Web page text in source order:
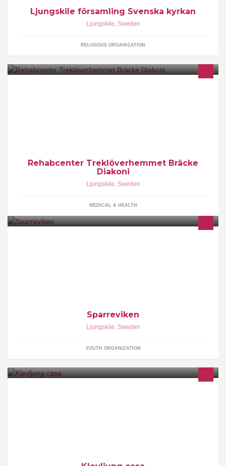
Ljungskile församling Svenska kyrkan
Ljungskile, Sweden
RELIGIOUS ORGANIZATION
Rehabcenter Treklöverhemmet Bräcke
Diakoni
Ljungskile, Sweden
MEDICAL & HEALTH
Sparreviken
Ljungskile, Sweden
YOUTH ORGANIZATION